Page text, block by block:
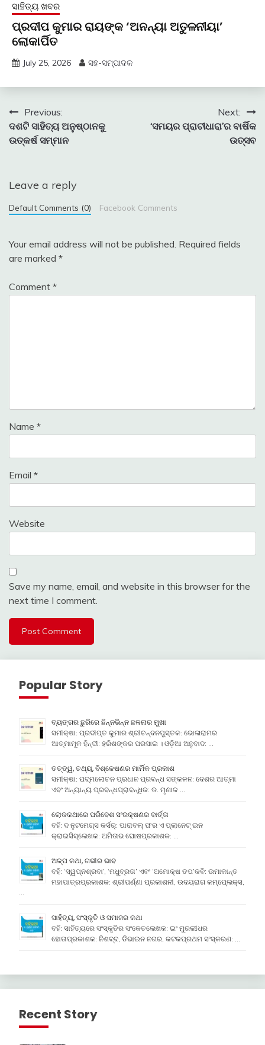
ସାହିତ୍ୟ ଖବର
ପ୍ରଦୀପ କୁମାର ରାୟଙ୍କ ‘ଅନନ୍ୟା ଅତୁଳନୀୟା’
ଲୋକାର୍ପିତ
July 25, 2026 ସହ-ସମ୍ପାଦକ
Post
navigation
Previous:
ଦଶଟି ସାହିତ୍ୟ ଅନୁଷ୍ଠାନକୁ
ଉତ୍କର୍ଷ ସମ୍ମାନ
Next:
‘ସମୟର ପ୍ରାଚୀଧାରା’ର ବାର୍ଷିକ
ଉତ୍ସବ
Leave a reply
Default Comments (0) Facebook Comments
Your email address will not be published. Required fields
are marked *
Comment *
Name *
Email *
Website
Save my name, email, and website in this browser for the
next time I comment.
Popular Story
ବ୍ୟଙ୍ଗର ଛୁରିରେ ଛିନ୍ନଭିନ୍ନ ଛଳନାର ମୁଖା
ସମୀକ୍ଷା: ପ୍ରଦୀପ୍ତ କୁମାର ଶ୍ରୀଚନ୍ଦନପୁସ୍ତକ: ଭୋଳାରାମର
ଆତ୍ମାମୂଳ ହିନ୍ଦୀ: ହରିଶଙ୍କର ପରସାଇ । ଓଡ଼ିଆ ଅନୁବାଦ: …
ତତ୍ତ୍ୱ, ତଥ୍ୟ, ବିଶ୍ଳେଷଣର ମାର୍ମିକ ପ୍ରକାଶ
ସମୀକ୍ଷା: ପଦ୍ମଲୋଚନ ପ୍ରଧାନ ପ୍ରବନ୍ଧ ସଙ୍କଳନ: ଦେଶର ଆତ୍ମା
ଏବଂ ଅନ୍ୟାନ୍ୟ ପ୍ରବନ୍ଧପ୍ରାବନ୍ଧିକ: ଡ. ମୃଣାଳ …
ଲୋକକଥାରେ ପରିବେଶ ସଂରକ୍ଷଣର ବାର୍ତ୍ତା
ବହି: ଦ ନୁଟମେଗ୍ସ କର୍ସର୍: ପାରାବଲ୍ ଫର ଏ ପ୍ଲାନେଟ୍ ଇନ
କ୍ରାଇସିସ୍ଲେଖକ: ଅମିତାଭ ଘୋଷପ୍ରକାଶକ: …
ଅଳ୍ପ କଥା, ଗଭୀର ଭାବ
ବହି: ‘ସ୍ୱପ୍ନଶ୍ରବା’, ‘ମଧୁବ୍ରତା’ ଏବଂ ‘ଅମୋକ୍ଷ ତପ’କବି: ଉମାକାନ୍ତ
ମହାପାତ୍ରପ୍ରକାଶକ: ଶ୍ରୀପର୍ଣ୍ଣା ପ୍ରକାଶନୀ, ଉଦୟରାଗ କମ୍ପେ୍ଲକ୍ସ,
…
ସାହିତ୍ୟ, ସଂସ୍କୃତି ଓ ସମାଜର କଥା
ବହି: ସାହିତ୍ୟରେ ସଂସ୍କୃତିର ସଂକେତଲେଖକ: ଇଂ ମୁରଲୀଧର
ହୋତାପ୍ରକାଶକ: ନିଶବ୍ଦ, ଡିଭାଇନ ନଗର, କଟକପ୍ରଥମ ସଂସ୍କରଣ: …
Recent Story